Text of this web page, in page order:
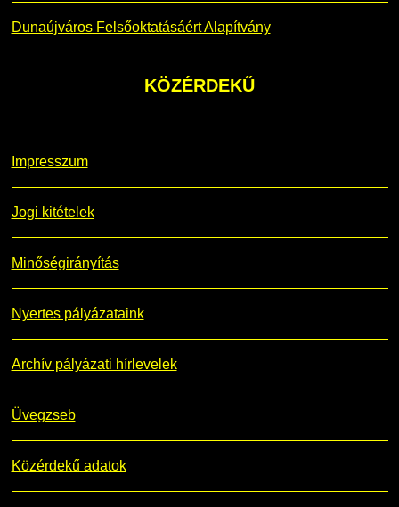
Dunaújváros Felsőoktatásáért Alapítvány
KÖZÉRDEKŰ
Impresszum
Jogi kitételek
Minőségirányítás
Nyertes pályázataink
Archív pályázati hírlevelek
Üvegzseb
Közérdekű adatok